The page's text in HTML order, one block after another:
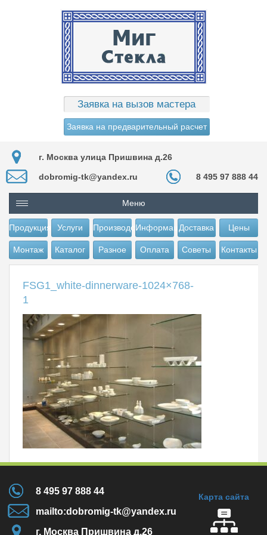
Заявка на вызов мастера
Заявка на предварительный расчет
г. Москва улица Пришвина д.26
dobromig-tk@yandex.ru 8 495 97 888 44
Меню
Продукция Услуги ПроизводствоИнформацияДоставка Цены
Монтаж Каталог Разное Оплата Советы Контакты
FSG1_white-dinnerware-1024×768-
1
8 495 97 888 44
mailto:dobromig-tk@yandex.ru
г. Москва Пришвина д.26
Карта сайта